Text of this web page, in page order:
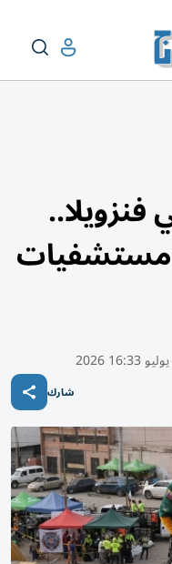
فنزويلا..
مستشفيات
شارك